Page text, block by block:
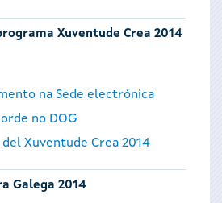
Xuventude Crea 2014
na Sede electrónica
no DOG
Xuventude Crea 2014
Galega 2014